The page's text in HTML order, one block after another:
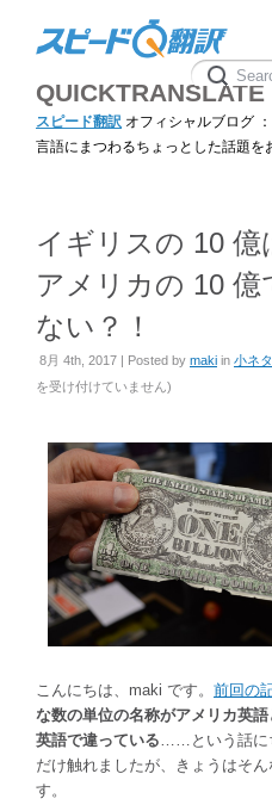
QUICKTRANSLATE
スピード翻訳 オフィシャルブログ
言語にまつわるちょっとした話題を
イギリスの 10 億
アメリカの 10 億
ない？！
8月 4th, 2017 | Posted by maki in 小ネタ
を受け付けていません)
こんにちは、maki です。 前回の
な数の単位の名称がアメリカ英語
英語で違っている ……という話に
だけ触れましたが、きょうはそ
す。